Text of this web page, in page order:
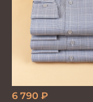
6 790 ₽